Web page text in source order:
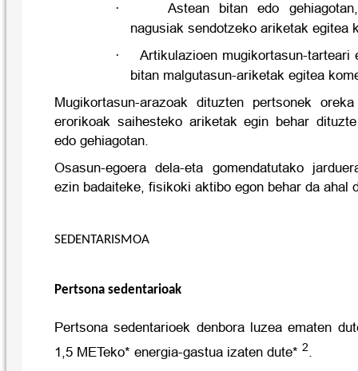
·
Astean bitan edo
nagusiak sendotzeko ariketak egitea
·
Artikulazioen mugikortasun-tarteari
bitan malgutasun-ariketak egitea
Mugikortasun-arazoak dituzten pertsonek
erorikoak saihesteko ariketak egin behar
edo gehiagotan.
Osasun-egoera dela-eta gomendatutako
ezin badaiteke, fisikoki aktibo egon behar da ahal
SEDENTARISMOA
Pertsona sedentarioak
Pertsona sedentarioek denbora luzea ematen
1,5 METeko* energia-gastua izaten dute* 2.